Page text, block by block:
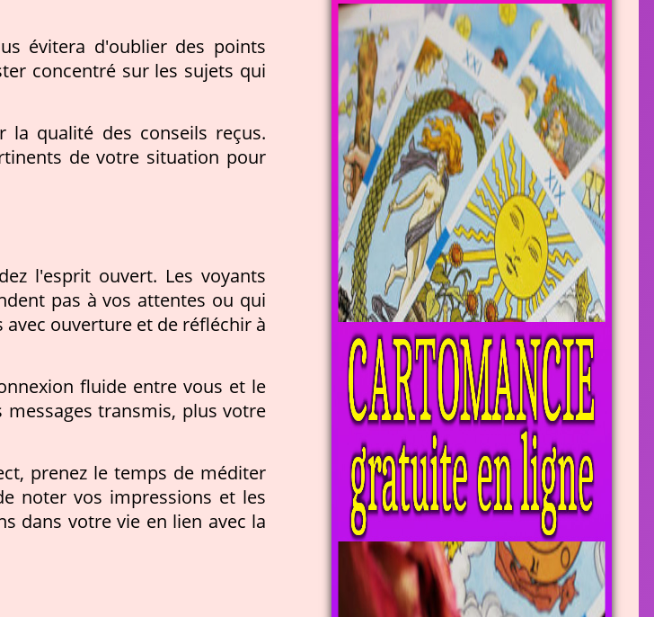
évitera d'oublier des points
concentré sur les sujets qui
la qualité des conseils reçus.
de votre situation pour
l'esprit ouvert. Les voyants
pas à vos attentes ou qui
ouverture et de réfléchir à
fluide entre vous et le
transmis, plus votre
prenez le temps de méditer
noter vos impressions et les
dans votre vie en lien avec la